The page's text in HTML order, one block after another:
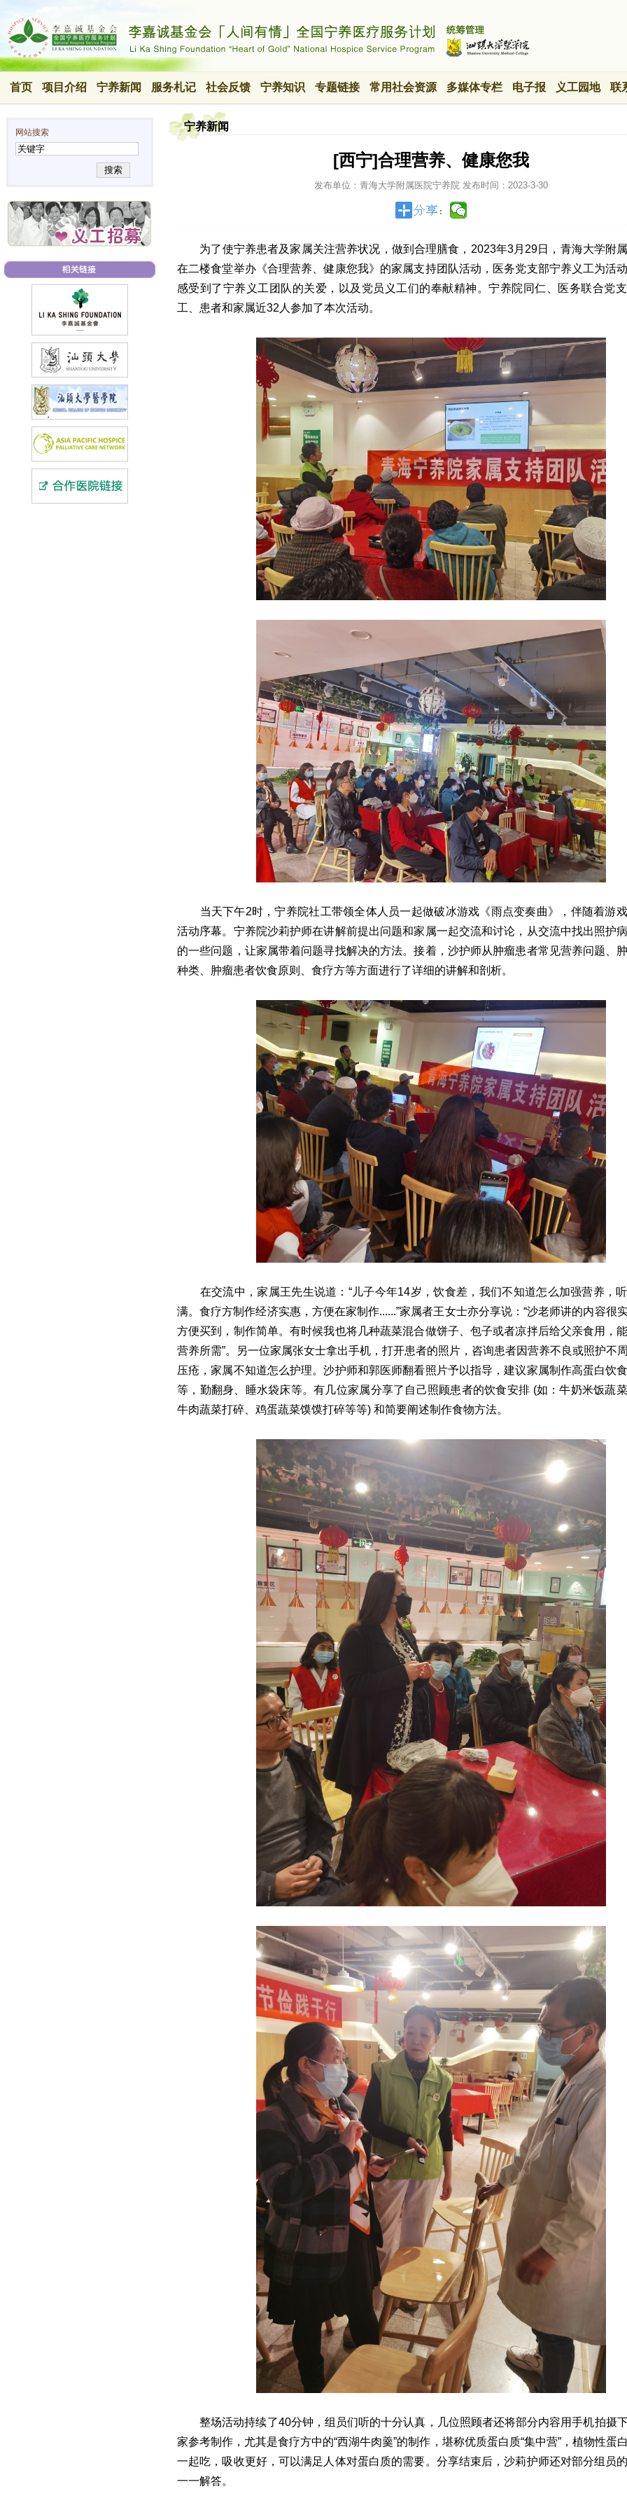
首页 项目介绍 宁养新闻 服务札记 社会反馈 宁养知识 专题链接 常用社会资源 多媒体专栏 电子报 义工园地 联
网站搜索
搜索
宁养新闻
[西宁]合理营养、健康您我
发布单位：青海大学附属医院宁养院 发布时间： 2023-3-30
为了使宁养患者及家属关注营养状况，做到合理膳食，2023年3月29日，青海大学附
在二楼食堂举办《合理营养、健康您我》的家属支持团队活动，医务党支部宁养义工为活
感受到了宁养义工团队的关爱，以及党员义工们的奉献精神。宁养院同仁、医务联合党
工、患者和家属近32人参加了本次活动。
当天下午2时，宁养院社工带领全体人员一起做破冰游戏《雨点变奏曲》，伴随着游
活动序幕。宁养院沙莉护师在讲解前提出问题和家属一起交流和讨论，从交流中找出照护
的一些问题，让家属带着问题寻找解决的方法。接着，沙护师从肿瘤患者常见营养问题、
种类、肿瘤患者饮食原则、食疗方等方面进行了详细的讲解和剖析。
在交流中，家属王先生说道：“儿子今年14岁，饮食差，我们不知道怎么加强营养，
满。食疗方制作经济实惠，方便在家制作......”家属者王女士亦分享说：“沙老师讲的内容很
方便买到，制作简单。有时候我也将几种蔬菜混合做饼子、包子或者凉拌后给父亲食用，
营养所需”。另一位家属张女士拿出手机，打开患者的照片，咨询患者因营养不良或照护不
压疮，家属不知道怎么护理。沙护师和郭医师翻看照片予以指导，建议家属制作高蛋白饮
等，勤翻身、睡水袋床等。有几位家属分享了自己照顾患者的饮食安排 (如：牛奶米饭蔬
牛肉蔬菜打碎、鸡蛋蔬菜馍馍打碎等等) 和简要阐述制作食物方法。
整场活动持续了40分钟，组员们听的十分认真，几位照顾者还将部分内容用手机拍摄
家参考制作，尤其是食疗方中的“西湖牛肉羹”的制作，堪称优质蛋白质“集中营”，植物性蛋
一起吃，吸收更好，可以满足人体对蛋白质的需要。分享结束后，沙莉护师还对部分组员
一一解答。